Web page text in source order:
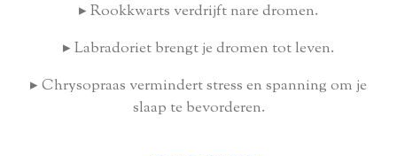
▸ Rookkwarts verdrijft nare dromen.
▸ Labradoriet brengt je dromen tot leven.
▸ Chrysopraas vermindert stress en spanning om je
slaap te bevorderen.